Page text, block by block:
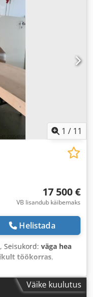
1 / 11
17 500 €
VB lisandub käibemaks
Helistada
, Seisukord: väga hea
töökorras,
Väike kuulutus